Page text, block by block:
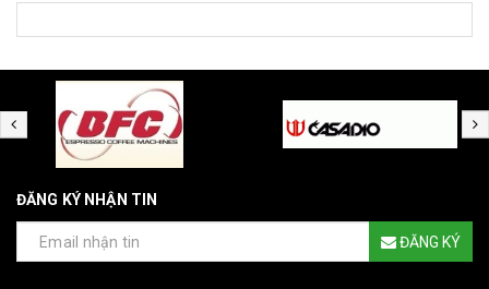
ĐĂNG KÝ NHẬN TIN
ĐĂNG KÝ